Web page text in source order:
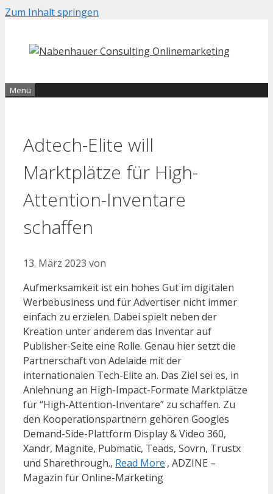
Zum Inhalt springen
Menü
Adtech-Elite will
Marktplätze für High-
Attention-Inventare
schaffen
13. März 2023 von
Aufmerksamkeit ist ein hohes Gut im digitalen
Werbebusiness und für Advertiser nicht immer
einfach zu erzielen. Dabei spielt neben der
Kreation unter anderem das Inventar auf
Publisher-Seite eine Rolle. Genau hier setzt die
Partnerschaft von Adelaide mit der
internationalen Tech-Elite an. Das Ziel sei es, in
Anlehnung an High-Impact-Formate Marktplätze
für “High-Attention-Inventare” zu schaffen. Zu
den Kooperationspartnern gehören Googles
Demand-Side-Plattform Display & Video 360,
Xandr, Magnite, Pubmatic, Teads, Sovrn, Trustx
und Sharethrough., Read More , ADZINE –
Magazin für Online-Marketing